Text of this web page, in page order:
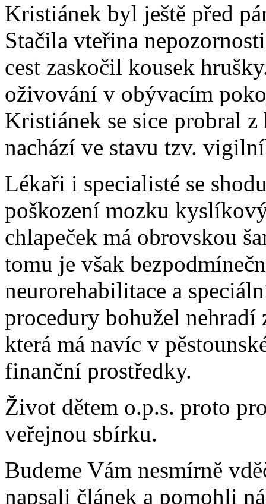
Kristiánek byl ještě před
Stačila vteřina
cest zaskočil kousek
oživování v obývacím
Kristiánek se sice probral
nachází ve stavu tzv.
Lékaři i specialisté se
poškození mozku
chlapeček má obrovskou
tomu je však
neurorehabilitace a
procedury bohužel
která má navíc v
finanční prostředky.
Život dětem o.p.s. proto
veřejnou sbírku.
Budeme Vám nesmírně
napsali článek a pomohli